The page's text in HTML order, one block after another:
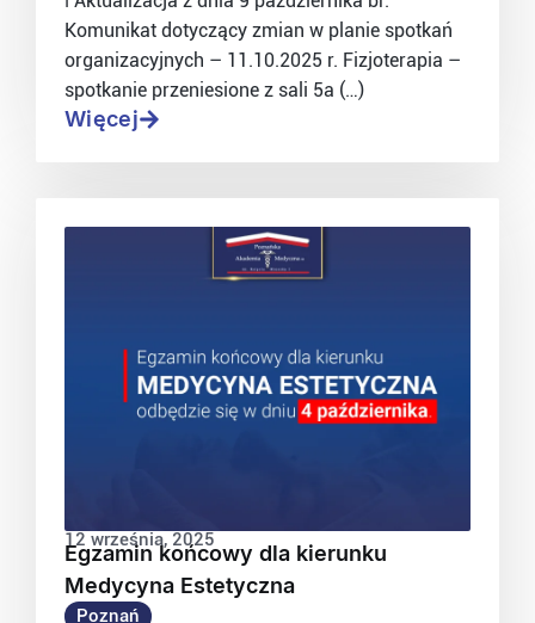
Komunikat dotyczący zmian w planie spotkań
organizacyjnych – 11.10.2025 r. Fizjoterapia –
spotkanie przeniesione z sali 5a (…)
Więcej
Egzamin końcowy dla kierunku
Medycyna Estetyczna
12 września, 2025
Poznań